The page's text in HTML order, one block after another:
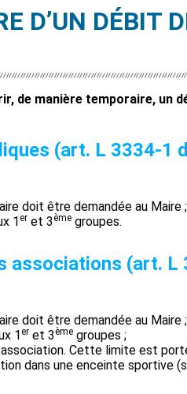
D’UN DÉBIT
de manière temporaire, un
(art. L 3334-1
doit être demandée au Maire ;
1eret 3èmegroupes.
(art. L
doit être demandée au Maire ;
1eret 3èmegroupes ;
Cette limite est
dans une enceinte sportive